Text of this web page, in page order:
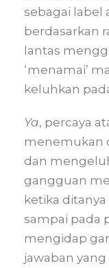
sebagai label
berdasarkan
lantas
‘menamai’
keluhkan
Ya, percaya
menemukan
dan
gangguan
ketika
sampai pada
mengidap
jawaban